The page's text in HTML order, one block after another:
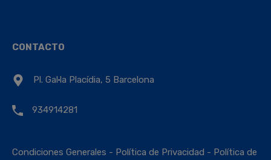
CONTACTO
Pl. Gal·la Placídia, 5 Barcelona
934914281
Condiciones Generales - Política de Privacidad - Política de